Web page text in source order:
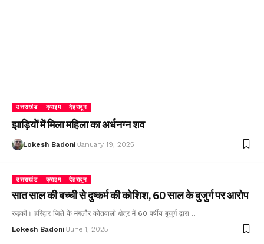
उत्तराखंड क्राइम देहरादून
झाड़ियों में मिला महिला का अर्धनग्न शव
Lokesh Badoni January 19, 2025
उत्तराखंड क्राइम देहरादून
सात साल की बच्ची से दुष्कर्म की कोशिश, 60 साल के बुजुर्ग पर आरोप
रुड़की। हरिद्वार जिले के मंगलौर कोतवाली क्षेत्र में 60 वर्षीय बुजुर्ग द्वारा…
Lokesh Badoni June 1, 2025